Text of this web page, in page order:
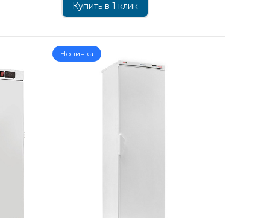
Купить в 1 клик
Новинка